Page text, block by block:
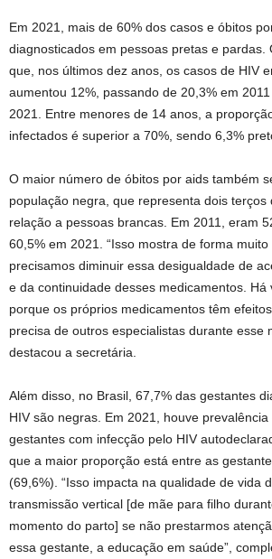
Em 2021, mais de 60% dos casos e óbitos
diagnosticados em pessoas pretas e pardas.
que, nos últimos dez anos, os casos de HIV
aumentou 12%, passando de 20,3% em
2021. Entre menores de 14 anos, a
infectados é superior a 70%, sendo 6,3%
O maior número de óbitos por aids também
população negra, que representa dois terços
relação a pessoas brancas. Em 2011, eram
60,5% em 2021. “Isso mostra de forma
precisamos diminuir essa desigualdade de
e da continuidade desses medicamentos. Há
porque os próprios medicamentos têm
precisa de outros especialistas durante esse
destacou a secretária.
Além disso, no Brasil, 67,7% das gestantes
HIV são negras. Em 2021, houve
gestantes com infecção pelo HIV
que a maior proporção está entre as
(69,6%). “Isso impacta na qualidade de vida
transmissão vertical [de mãe para filho
momento do parto] se não prestarmos
essa gestante, a educação em saúde”,